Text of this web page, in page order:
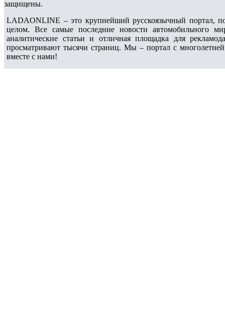
защищены.
LADAONLINE – это крупнейший русскоязычный портал,
целом. Все самые последние новости автомобильного
аналитические статьи и отличная площадка для
просматривают тысячи страниц. Мы – портал с
вместе с нами!